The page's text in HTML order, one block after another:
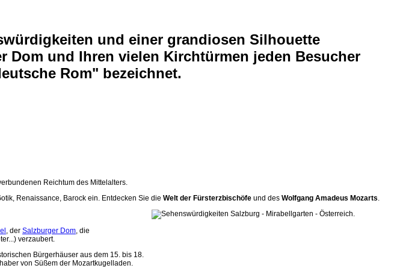
und einer grandiosen Silhouette
Dom und Ihren vielen Kirchtürmen jeden Besucher
Rom" bezeichnet.
Reichtum des Mittelalters.
Renaissance, Barock ein. Entdecken Sie die Welt der Fürsterzbischöfe und des Wolfgang Amadeus Mozarts.
, der Salzburger Dom, die
verzaubert.
Bürgerhäuser aus dem 15. bis 18.
von Süßem der Mozartkugelladen.